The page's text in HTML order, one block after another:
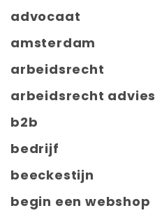
advocaat
amsterdam
arbeidsrecht
arbeidsrecht advies
b2b
bedrijf
beeckestijn
begin een webshop